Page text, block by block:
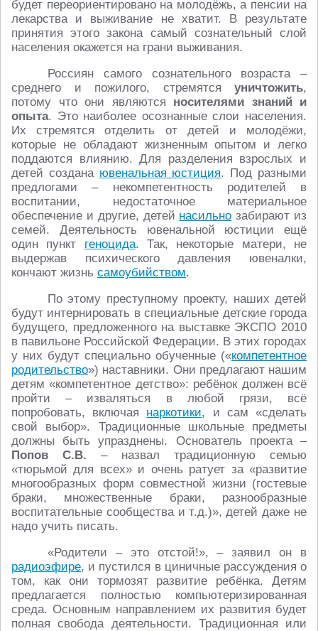
будет переориентировано на молодёжь, а пенсии на
лекарства и выживание не хватит. В результате
принятия этого закона самый сознательный слой
населения окажется на грани выживания.
Россиян самого сознательного возраста –
среднего и пожилого, стремятся уничтожить,
потому что они являются носителями знаний и
опыта. Это наиболее осознанные слои населения.
Их стремятся отделить от детей и молодёжи,
которые не обладают жизненным опытом и легко
поддаются влиянию. Для разделения взрослых и
детей создана ювенальная юстиция. Под разными
предлогами – некомпетентность родителей в
воспитании, недостаточное материальное
обеспечение и другие, детей насильно забирают из
семей. Деятельность ювенальной юстиции ещё
один пункт геноцида. Так, некоторые матери, не
выдержав психического давления ювеналки,
кончают жизнь самоубийством.
По этому преступному проекту, наших детей
будут интернировать в специальные детские города
будущего, предложенного на выставке ЭКСПО 2010
в павильоне Российской Федерации. В этих городах
у них будут специально обученные («компетентное
родительство») наставники. Они предлагают нашим
детям «компетентное детство»: ребёнок должен всё
пройти – изваляться в любой грязи, всё
попробовать, включая наркотики, и сам «сделать
свой выбор». Традиционные школьные предметы
должны быть упразднены. Основатель проекта –
Попов С.В. – назвал традиционную семью
«тюрьмой для всех» и очень ратует за «развитие
многообразных форм совместной жизни (гостевые
браки, множественные браки, разнообразные
воспитательные сообщества и т.д.)», детей даже не
надо учить писать.
«Родители – это отстой!», – заявил он в
радиоэфире, и пустился в циничные рассуждения о
том, как они тормозят развитие ребёнка. Детям
предлагается полностью компьютеризированная
среда. Основным направлением их развития будет
полная свобода деятельности. Традиционная или